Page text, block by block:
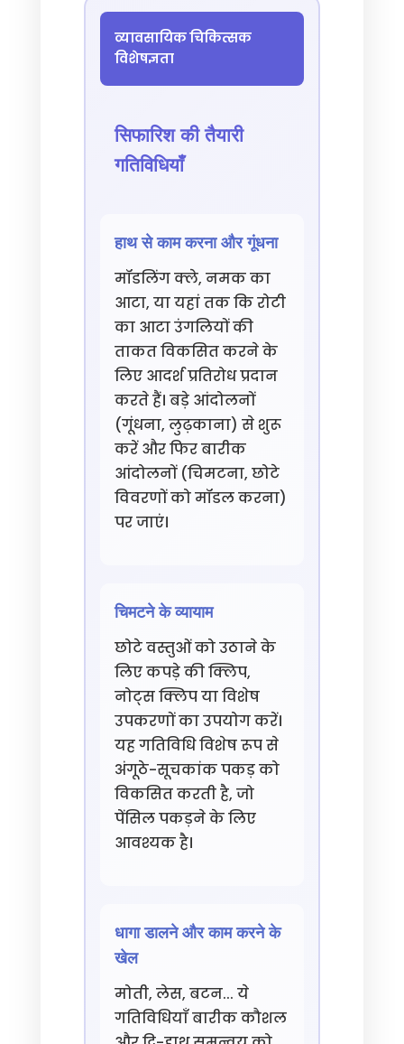
व्यावसायिक चिकित्सक
विशेषज्ञता
सिफारिश की तैयारी
गतिविधियाँ
हाथ से काम करना और गूंधना
मॉडलिंग क्ले, नमक का
आटा, या यहां तक कि रोटी
का आटा उंगलियों की
ताकत विकसित करने के
लिए आदर्श प्रतिरोध प्रदान
करते हैं। बड़े आंदोलनों
(गूंधना, लुढ़काना) से शुरू
करें और फिर बारीक
आंदोलनों (चिमटना, छोटे
विवरणों को मॉडल करना)
पर जाएं।
चिमटने के व्यायाम
छोटे वस्तुओं को उठाने के
लिए कपड़े की क्लिप,
नोट्स क्लिप या विशेष
उपकरणों का उपयोग करें।
यह गतिविधि विशेष रूप से
अंगूठे-सूचकांक पकड़ को
विकसित करती है, जो
पेंसिल पकड़ने के लिए
आवश्यक है।
धागा डालने और काम करने के
खेल
मोती, लेस, बटन... ये
गतिविधियाँ बारीक कौशल